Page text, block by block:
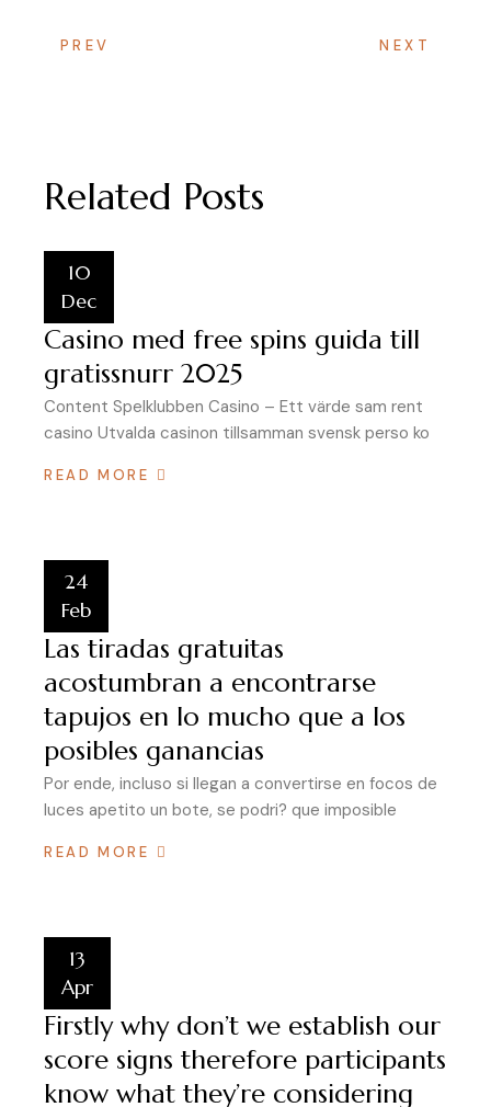
PREV NEXT
Related Posts
10
Dec
Casino med free spins guida till
gratissnurr 2025
Content Spelklubben Casino – Ett värde sam rent
casino Utvalda casinon tillsamman svensk perso ko
READ MORE
24
Feb
Las tiradas gratuitas
acostumbran a encontrarse
tapujos en lo mucho que a los
posibles ganancias
Por ende, incluso si llegan a convertirse en focos de
luces apetito un bote, se podri? que imposible
READ MORE
13
Apr
Firstly why don’t we establish our
score signs therefore participants
know what they’re considering